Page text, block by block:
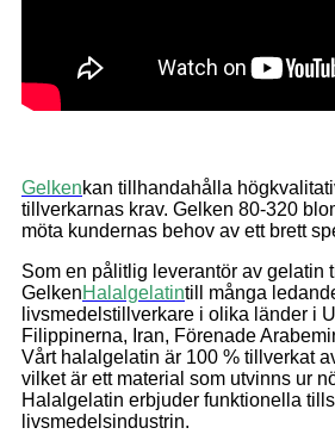
Gelkenkan tillhandahålla
tillverkarnas krav. Gelken 80-320
möta kundernas behov av ett brett
Som en pålitlig leverantör av gelatin
GelkenHalalgelatintill många
livsmedelstillverkare i olika länder i
Filippinerna, Iran, Förenade
Vårt halalgelatin är 100 % tillverkat
vilket är ett material som utvinns ur
Halalgelatin erbjuder funktionella
livsmedelsindustrin.